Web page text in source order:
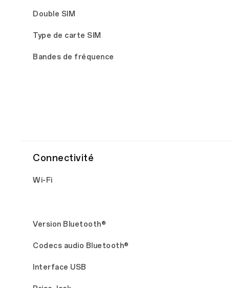
Double SIM
Type de carte SIM
Bandes de fréquence
Connectivité
Wi-Fi
Version Bluetooth®
Codecs audio Bluetooth®
Interface USB